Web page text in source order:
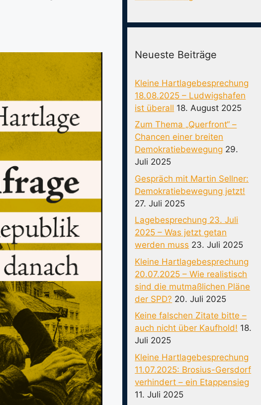
Neueste Beiträge
Kleine Hartlagebesprechung
18.08.2025 – Ludwigshafen
ist überall 18. August 2025
Zum Thema „Querfront“ –
Chancen einer breiten
Demokratiebewegung 29.
Juli 2025
Gespräch mit Martin Sellner:
Demokratiebewegung jetzt!
27. Juli 2025
Lagebesprechung 23. Juli
2025 – Was jetzt getan
werden muss 23. Juli 2025
Kleine Hartlagebesprechung
20.07.2025 – Wie realistisch
sind die mutmaßlichen Pläne
der SPD? 20. Juli 2025
Keine falschen Zitate bitte –
auch nicht über Kaufhold! 18.
Juli 2025
Kleine Hartlagebesprechung
11.07.2025: Brosius-Gersdorf
verhindert – ein Etappensieg
11. Juli 2025